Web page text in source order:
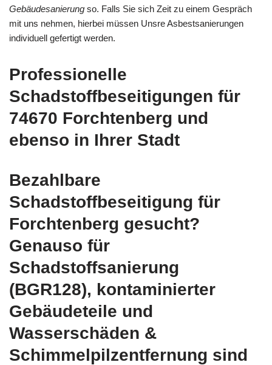
Gebäudesanierung so. Falls Sie sich Zeit zu einem Gespräch
mit uns nehmen, hierbei müssen Unsre Asbestsanierungen
individuell gefertigt werden.
Professionelle
Schadstoffbeseitigungen für
74670 Forchtenberg und
ebenso in Ihrer Stadt
Bezahlbare
Schadstoffbeseitigung für
Forchtenberg gesucht?
Genauso für
Schadstoffsanierung
(BGR128), kontaminierter
Gebäudeteile und
Wasserschäden &
Schimmelpilzentfernung sind